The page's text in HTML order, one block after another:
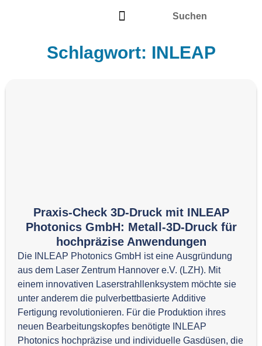
Schlagwort: INLEAP
Praxis-Check 3D-Druck mit INLEAP
Photonics GmbH: Metall-3D-Druck für
hochpräzise Anwendungen
Die INLEAP Photonics GmbH ist eine Ausgründung
aus dem Laser Zentrum Hannover e.V. (LZH). Mit
einem innovativen Laserstrahllenksystem möchte sie
unter anderem die pulverbettbasierte Additive
Fertigung revolutionieren. Für die Produktion ihres
neuen Bearbeitungskopfes benötigte INLEAP
Photonics hochpräzise und individuelle Gasdüsen, die